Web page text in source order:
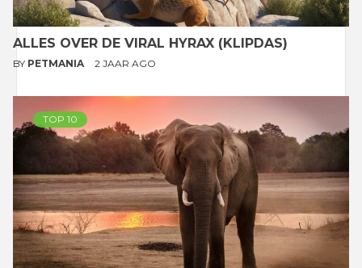
ALLES OVER DE VIRAL HYRAX (KLIPDAS)
BY PETMANIA 2 JAAR AGO
TOP 10